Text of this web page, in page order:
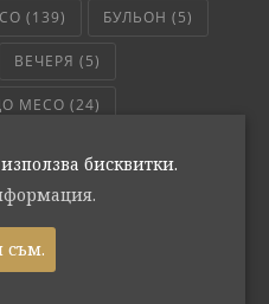
(139) БУЛЬОН (5)
ВЕЧЕРЯ (5)
МЕСО (24)
(17)
бисквитки.
съм.